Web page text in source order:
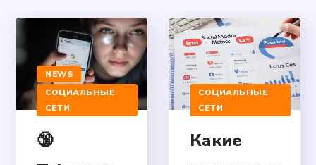
NEWS
СОЦИАЛЬНЫЕ
СЕТИ
🔞
СОЦИАЛЬНЫЕ
СЕТИ
Какие